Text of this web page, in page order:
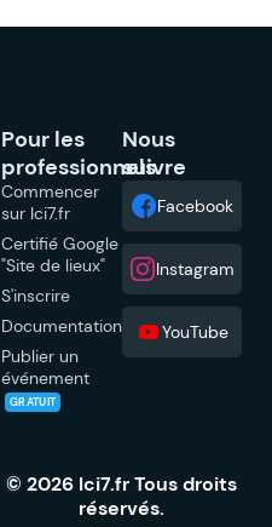
Pour les
professionnels
Commencer
sur Ici7.fr
Certifié Google
"Site de lieux"
S'inscrire
Documentation
Publier un
événement
GRATUIT
Nous
suivre
Facebook
Instagram
YouTube
© 2026 Ici7.fr Tous droits
réservés.